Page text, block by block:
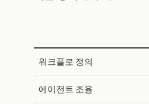
워크플로 정의
에이전트 조율